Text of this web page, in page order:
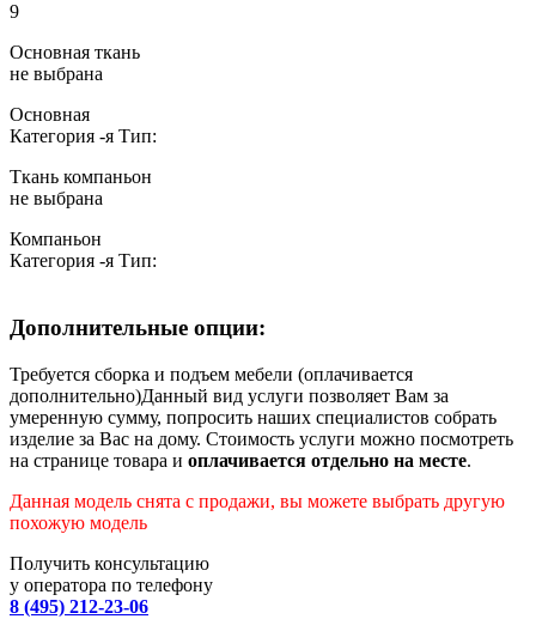
9
Основная ткань
не выбрана
Основная
Категория -я Тип:
Ткань компаньон
не выбрана
Компаньон
Категория -я Тип:
Дополнительные опции:
Требуется сборка и подъем мебели (оплачивается
дополнительно)Данный вид услуги позволяет Вам за
умеренную сумму, попросить наших специалистов собрать
изделие за Вас на дому. Стоимость услуги можно посмотреть
на странице товара и оплачивается отдельно на месте.
Данная модель снята с продажи, вы можете выбрать другую
похожую модель
Получить консультацию
у оператора по телефону
8 (495) 212-23-06